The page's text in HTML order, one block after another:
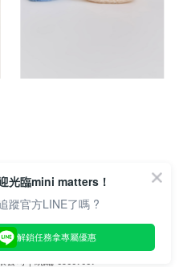
公司 | 統編 83689089
光臨mini matters！
蹤官方LINE了嗎 ?
解鎖任務拿專屬優惠